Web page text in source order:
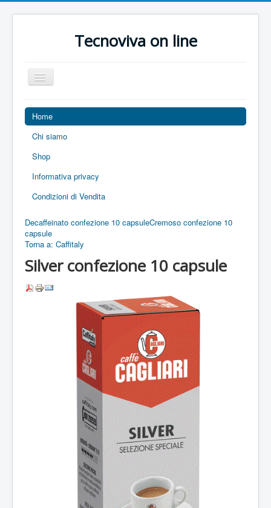
Tecnoviva on line
Toggle
Navigation
Home
Chi siamo
Shop
Informativa privacy
Condizioni di Vendita
Decaffeinato confezione 10 capsuleCremoso confezione 10
capsule
Torna a: Caffitaly
Silver confezione 10 capsule